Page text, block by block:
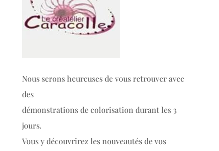
Nous serons heureuses de vous retrouver avec
des
démonstrations de colorisation durant les 3
jours.
Vous y découvrirez les nouveautés de vos